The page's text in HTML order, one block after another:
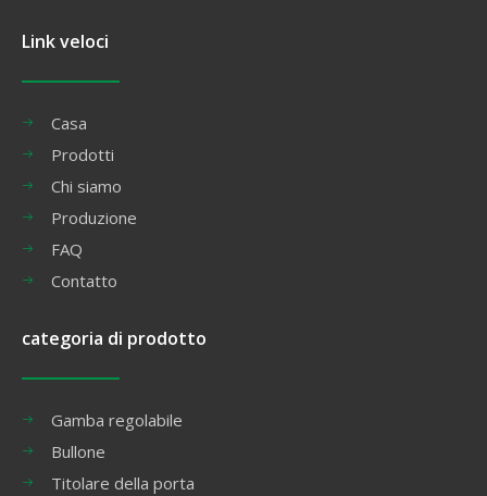
Link veloci
Casa
Prodotti
Chi siamo
Produzione
FAQ
Contatto
categoria di prodotto
Gamba regolabile
Bullone
Titolare della porta